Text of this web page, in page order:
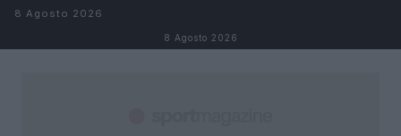
Salta al contenuto
8 Agosto 2026
8 Agosto 2026